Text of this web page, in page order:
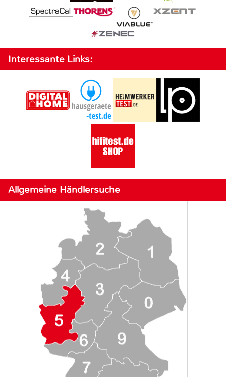
Interessante Links:
Allgemeine Händlersuche